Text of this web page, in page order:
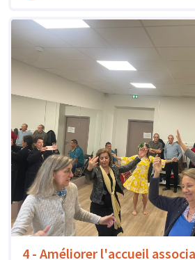
4 - Améliorer l'accueil